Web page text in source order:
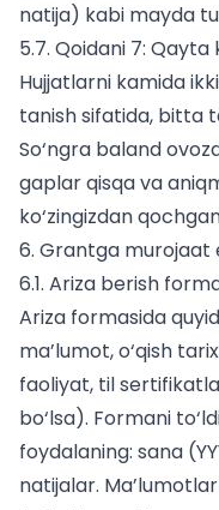
natija) kabi mayda
5.7. Qoidani 7:
Hujjatlarni kamida
tanish sifatida, bitta
So‘ngra baland
gaplar qisqa va
ko‘zingizdan
6. Grantga murojaat
6.1. Ariza berish
Ariza formasida
ma’lumot, o‘qish
faoliyat, til
bo‘lsa). Formani
foydalaning: sana
natijalar.